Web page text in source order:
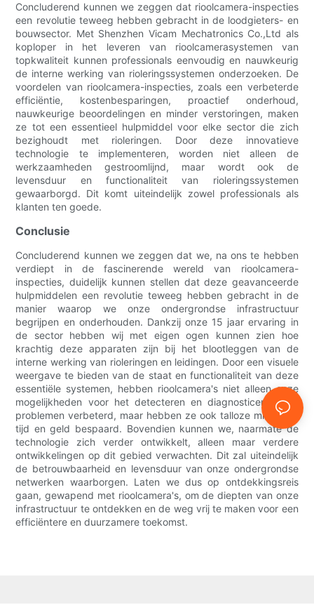
Concluderend kunnen we zeggen dat rioolcamera-inspecties
een revolutie teweeg hebben gebracht in de loodgieters- en
bouwsector. Met Shenzhen Vicam Mechatronics Co.,Ltd als
koploper in het leveren van rioolcamerasystemen van
topkwaliteit kunnen professionals eenvoudig en nauwkeurig
de interne werking van rioleringssystemen onderzoeken. De
voordelen van rioolcamera-inspecties, zoals een verbeterde
efficiëntie, kostenbesparingen, proactief onderhoud,
nauwkeurige beoordelingen en minder verstoringen, maken
ze tot een essentieel hulpmiddel voor elke sector die zich
bezighoudt met rioleringen. Door deze innovatieve
technologie te implementeren, worden niet alleen de
werkzaamheden gestroomlijnd, maar wordt ook de
levensduur en functionaliteit van rioleringssystemen
gewaarborgd. Dit komt uiteindelijk zowel professionals als
klanten ten goede.
Conclusie
Concluderend kunnen we zeggen dat we, na ons te hebben
verdiept in de fascinerende wereld van rioolcamera-
inspecties, duidelijk kunnen stellen dat deze geavanceerde
hulpmiddelen een revolutie teweeg hebben gebracht in de
manier waarop we onze ondergrondse infrastructuur
begrijpen en onderhouden. Dankzij onze 15 jaar ervaring in
de sector hebben wij met eigen ogen kunnen zien hoe
krachtig deze apparaten zijn bij het blootleggen van de
interne werking van rioleringen en leidingen. Door een visuele
weergave te bieden van de staat en functionaliteit van deze
essentiële systemen, hebben rioolcamera's niet alleen onze
mogelijkheden voor het detecteren en diagnosticeren van
problemen verbeterd, maar hebben ze ook talloze middelen,
tijd en geld bespaard. Bovendien kunnen we, naarmate de
technologie zich verder ontwikkelt, alleen maar verdere
ontwikkelingen op dit gebied verwachten. Dit zal uiteindelijk
de betrouwbaarheid en levensduur van onze ondergrondse
netwerken waarborgen. Laten we dus op ontdekkingsreis
gaan, gewapend met rioolcamera's, om de diepten van onze
infrastructuur te ontdekken en de weg vrij te maken voor een
efficiëntere en duurzamere toekomst.